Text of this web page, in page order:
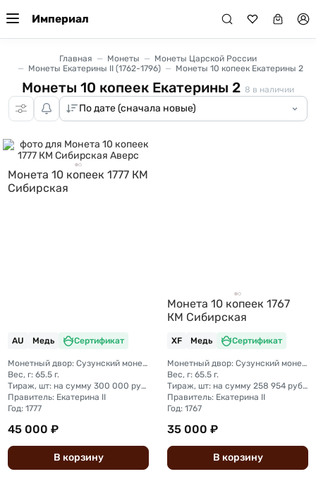
Империал
Главная Монеты
Монеты Царской России
Монеты Екатерины II (1762-1796)
Монеты 10 копеек Екатерины 2
Монеты 10 копеек Екатерины 2 8 в наличии
Монета 10 копеек 1777 КМ
Сибирская
AU Медь Сертификат
Монетный двор: Сузунский монетный двор (Сибирь)
Вес, г: 65.5 г.
Тираж, шт: на сумму 300 000 рублей (сумма 10 копеек + 5 копеек +2 копейки + 1 копейка + денга + полушка)
Правитель: Екатерина II
Год: 1777
45 000 ₽
В корзину
Монета 10 копеек 1767
КМ Сибирская
XF Медь Сертификат
Монетный двор: Сузунский монетный двор (Сибирь)
Вес, г: 65.5 г.
Тираж, шт: на сумму 258 954 рубля 5 копеек (сумма 10 копеек + 5 копеек +2 копейки + 1 копейка + денга + полушка)
Правитель: Екатерина II
Год: 1767
35 000 ₽
В корзину